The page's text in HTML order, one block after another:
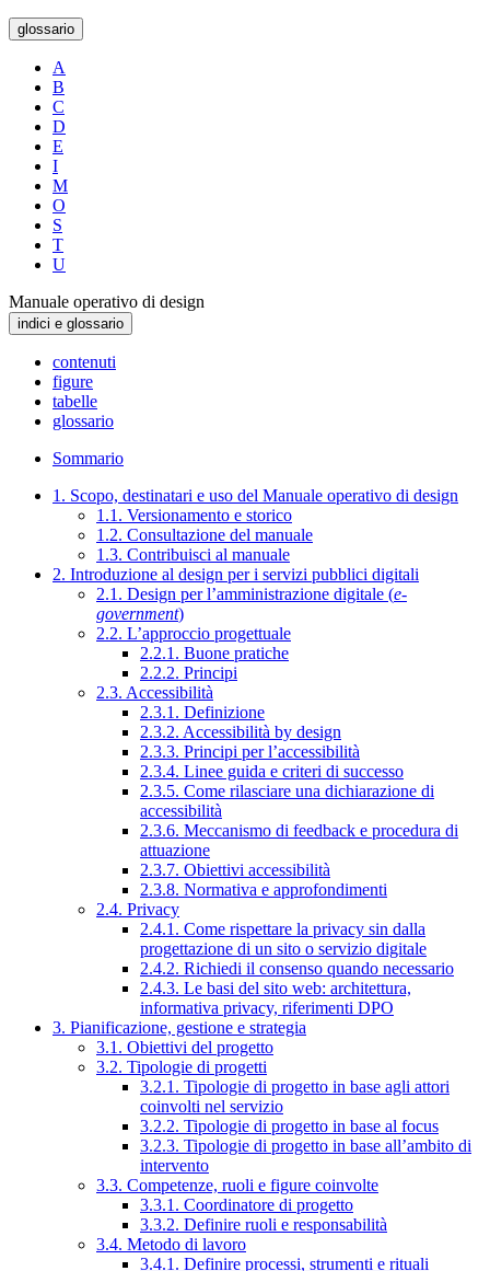
glossario
A
B
C
D
E
I
M
O
S
T
U
Manuale operativo di design
indici e glossario
contenuti
figure
tabelle
glossario
Sommario
1. Scopo, destinatari e uso del Manuale operativo di design
1.1. Versionamento e storico
1.2. Consultazione del manuale
1.3. Contribuisci al manuale
2. Introduzione al design per i servizi pubblici digitali
2.1. Design per l’amministrazione digitale (e-
government)
2.2. L’approccio progettuale
2.2.1. Buone pratiche
2.2.2. Principi
2.3. Accessibilità
2.3.1. Definizione
2.3.2. Accessibilità by design
2.3.3. Principi per l’accessibilità
2.3.4. Linee guida e criteri di successo
2.3.5. Come rilasciare una dichiarazione di
accessibilità
2.3.6. Meccanismo di feedback e procedura di
attuazione
2.3.7. Obiettivi accessibilità
2.3.8. Normativa e approfondimenti
2.4. Privacy
2.4.1. Come rispettare la privacy sin dalla
progettazione di un sito o servizio digitale
2.4.2. Richiedi il consenso quando necessario
2.4.3. Le basi del sito web: architettura,
informativa privacy, riferimenti DPO
3. Pianificazione, gestione e strategia
3.1. Obiettivi del progetto
3.2. Tipologie di progetti
3.2.1. Tipologie di progetto in base agli attori
coinvolti nel servizio
3.2.2. Tipologie di progetto in base al focus
3.2.3. Tipologie di progetto in base all’ambito di
intervento
3.3. Competenze, ruoli e figure coinvolte
3.3.1. Coordinatore di progetto
3.3.2. Definire ruoli e responsabilità
3.4. Metodo di lavoro
3.4.1. Definire processi, strumenti e rituali